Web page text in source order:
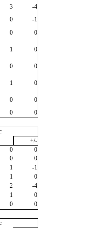
3
-4
0
-1
0
0
1
0
0
0
1
0
0
0
0
0
+/-
0
0
0
0
1
-1
1
0
2
-4
1
0
0
0